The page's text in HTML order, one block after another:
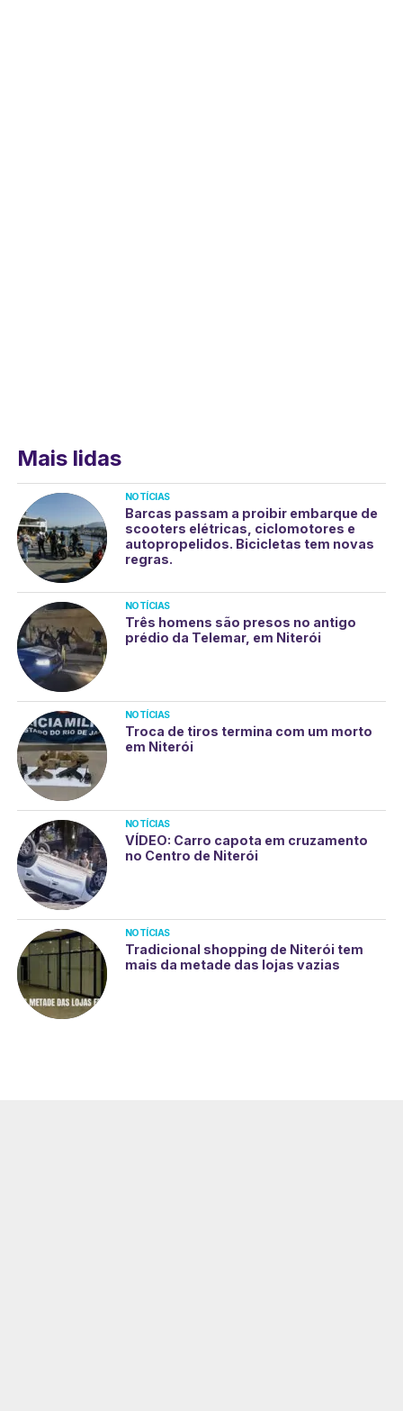
Mais lidas
NOTÍCIAS
Barcas passam a proibir embarque de
scooters elétricas, ciclomotores e
autopropelidos. Bicicletas tem novas
regras.
NOTÍCIAS
Três homens são presos no antigo
prédio da Telemar, em Niterói
NOTÍCIAS
Troca de tiros termina com um morto
em Niterói
NOTÍCIAS
VÍDEO: Carro capota em cruzamento
no Centro de Niterói
NOTÍCIAS
Tradicional shopping de Niterói tem
mais da metade das lojas vazias